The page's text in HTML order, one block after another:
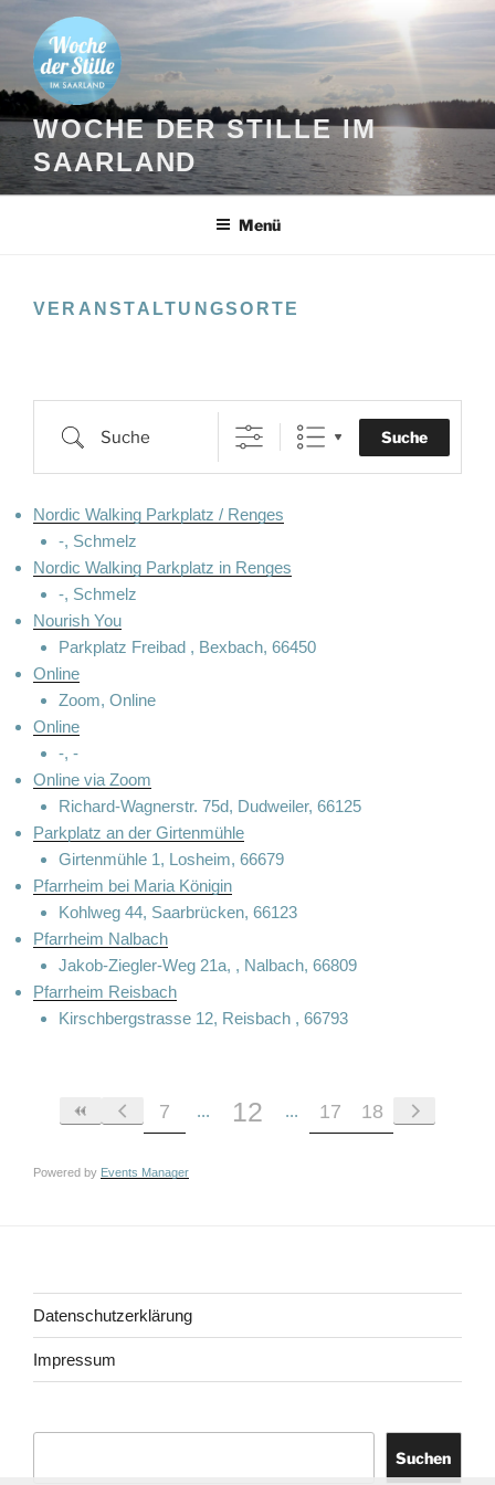
Inhalt
springen
WOCHE DER STILLE IM
SAARLAND
Menü
VERANSTALTUNGSORTE
Suche
Suche
Nordic Walking Parkplatz / Renges
-, Schmelz
Nordic Walking Parkplatz in Renges
-, Schmelz
Nourish You
Parkplatz Freibad , Bexbach, 66450
Online
Zoom, Online
Online
-, -
Online via Zoom
Richard-Wagnerstr. 75d, Dudweiler, 66125
Parkplatz an der Girtenmühle
Girtenmühle 1, Losheim, 66679
Pfarrheim bei Maria Königin
Kohlweg 44, Saarbrücken, 66123
Pfarrheim Nalbach
Jakob-Ziegler-Weg 21a, , Nalbach, 66809
Pfarrheim Reisbach
Kirschbergstrasse 12, Reisbach , 66793
7 12 17 18
Powered by Events Manager
Datenschutzerklärung
Impressum
Suchen